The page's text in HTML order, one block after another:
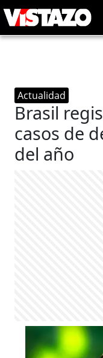
Actualidad
Brasil
casos de
del año